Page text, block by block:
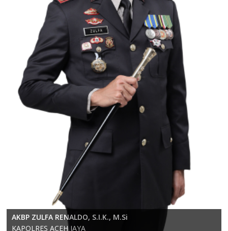
AKBP ZULFA RENALDO, S.I.K., M.Si
KAPOLRES ACEH JAYA
KOMPOL RICKY ANDRIKA, S.E., S.H., M.H.
Wakapolres Aceh Jaya